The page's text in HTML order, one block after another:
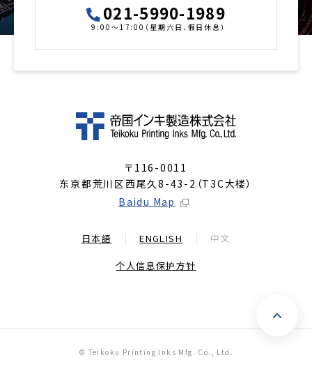
021-5990-1989
9:00～17:00（星期六日、假日休息）
〒116-0011
东京都荒川区西尾久8-43-2（T3C大楼）
Baidu Map
日本語 ENGLISH 中文
个人信息保护方针
© Teikoku Printing Inks Mfg. Co., Ltd.